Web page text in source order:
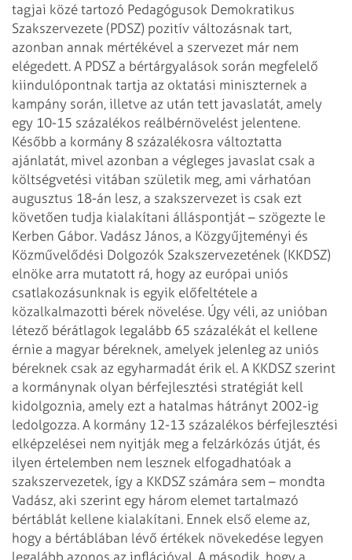
tagjai közé tartozó Pedagógusok Demokratikus
Szakszervezete (PDSZ) pozitív változásnak tart,
azonban annak mértékével a szervezet már nem
elégedett. A PDSZ a bértárgyalások során megfelelő
kiindulópontnak tartja az oktatási miniszternek a
kampány során, illetve az után tett javaslatát, amely
egy 10-15 százalékos reálbérnövelést jelentene.
Később a kormány 8 százalékosra változtatta
ajánlatát, mivel azonban a végleges javaslat csak a
költségvetési vitában születik meg, ami várhatóan
augusztus 18-án lesz, a szakszervezet is csak ezt
követően tudja kialakítani álláspontját – szögezte le
Kerben Gábor. Vadász János, a Közgyűjteményi és
Közművelődési Dolgozók Szakszervezetének (KKDSZ)
elnöke arra mutatott rá, hogy az európai uniós
csatlakozásunknak is egyik előfeltétele a
közalkalmazotti bérek növelése. Úgy véli, az unióban
létező bérátlagok legalább 65 százalékát el kellene
érnie a magyar béreknek, amelyek jelenleg az uniós
béreknek csak az egyharmadát érik el. A KKDSZ szerint
a kormánynak olyan bérfejlesztési stratégiát kell
kidolgoznia, amely ezt a hatalmas hátrányt 2002-ig
ledolgozza. A kormány 12-13 százalékos bérfejlesztési
elképzelései nem nyitják meg a felzárkózás útját, és
ilyen értelemben nem lesznek elfogadhatóak a
szakszervezetek, így a KKDSZ számára sem – mondta
Vadász, aki szerint egy három elemet tartalmazó
bértáblát kellene kialakítani. Ennek első eleme az,
hogy a bértáblában lévő értékek növekedése legyen
legalább azonos az inflációval. A második, hogy a